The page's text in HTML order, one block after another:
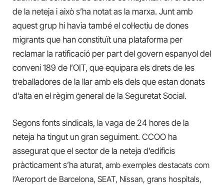
de la neteja i això s’ha notat as la marxa. Junt amb
aquest grup hi havia també el col·lectiu de dones
migrants que han constituït una plataforma per
reclamar la ratificació per part del govern espanyol del
conveni 189 de l’OIT, que equipara els drets de les
treballadores de la llar amb els dels que estan donats
d’alta en el règim general de la Seguretat Social.
Segons fonts sindicals, la vaga de 24 hores de la
neteja ha tingut un gran seguiment. CCOO ha
assegurat que el sector de la neteja d’edificis
pràcticament s’ha aturat, amb exemples destacats com
l’Aeroport de Barcelona, SEAT, Nissan, grans hospitals,